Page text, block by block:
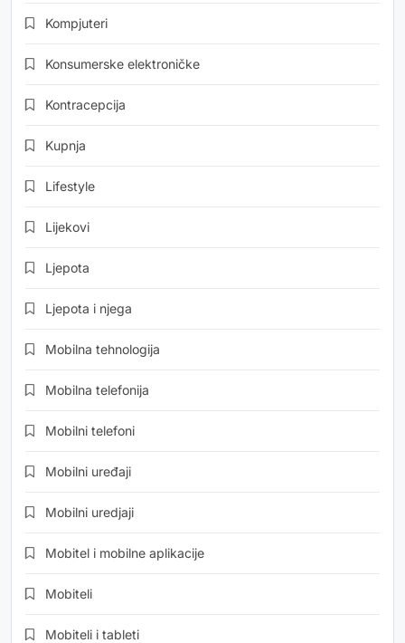
Kompjuteri
Konsumerske elektroničke
Kontracepcija
Kupnja
Lifestyle
Lijekovi
Ljepota
Ljepota i njega
Mobilna tehnologija
Mobilna telefonija
Mobilni telefoni
Mobilni uređaji
Mobilni uredjaji
Mobitel i mobilne aplikacije
Mobiteli
Mobiteli i tableti